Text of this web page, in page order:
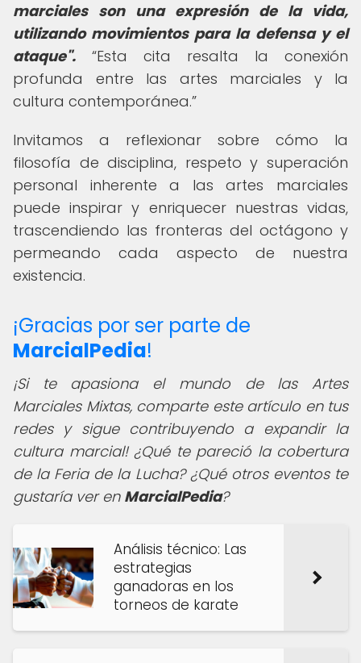
marciales son una expresión de la vida,
utilizando movimientos para la defensa y el
ataque".
Esta cita resalta la conexión
profunda entre las artes marciales y la
cultura contemporánea.
Invitamos a reflexionar sobre cómo la
filosofía de disciplina, respeto y superación
personal inherente a las artes marciales
puede inspirar y enriquecer nuestras vidas,
trascendiendo las fronteras del octágono y
permeando cada aspecto de nuestra
existencia.
¡Gracias por ser parte de
MarcialPedia!
¡Si te apasiona el mundo de las Artes
Marciales Mixtas, comparte este artículo en tus
redes y sigue contribuyendo a expandir la
cultura marcial! ¿Qué te pareció la cobertura
de la Feria de la Lucha? ¿Qué otros eventos te
gustaría ver en MarcialPedia?
Análisis técnico: Las
estrategias
ganadoras en los
torneos de karate